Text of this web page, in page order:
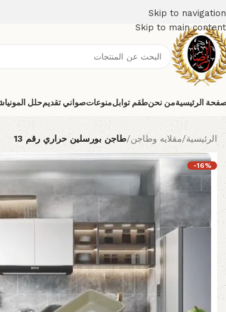
Skip to navigation
Skip to main content
الرئيسيةمن نحنطقم توابلمنوعاتصواني تقديمحلل المونيا
الرئيسية/مقلايه وطاجن/طاجن بورسلين حراري رقم 13
-16%